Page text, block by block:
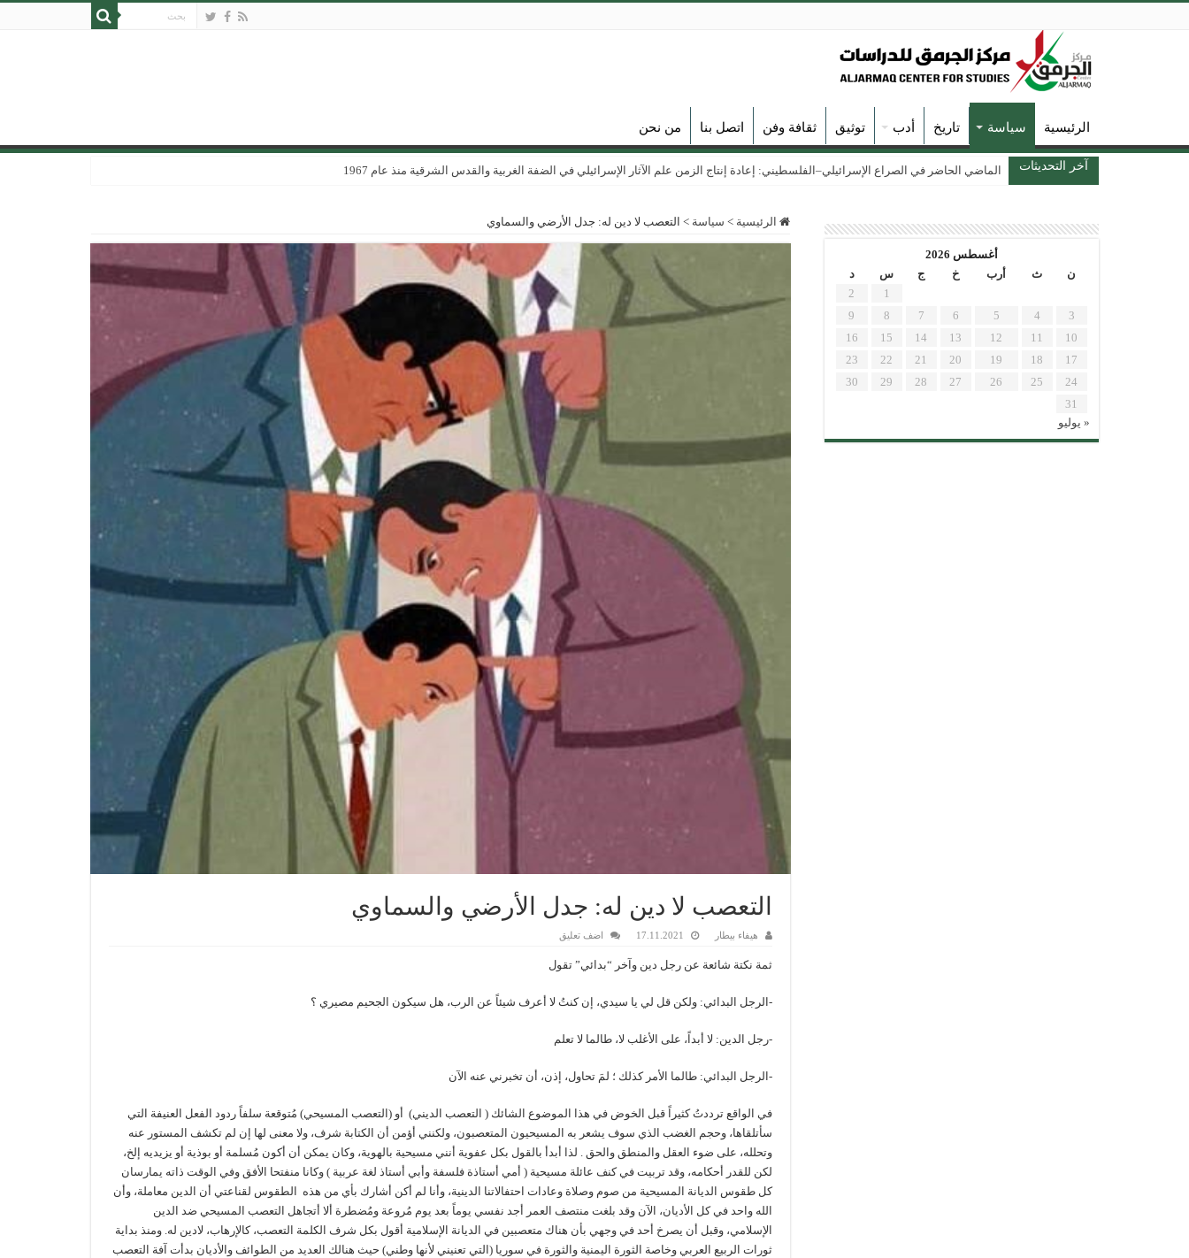
الرئيسية سياسة تاريخ أدب توثيق ثقافة وفن اتصل بنا من نحن
آخر التحديثات الماضي الحاضر في الصراع الإسرائيلي–الفلسطيني: إعادة إنتاج الزمن علم الآثار الإسرائيلي في الضفة الغربية والقدس الشرقية منذ عام 1967
الرئيسية > سياسة > التعصب لا دين له: جدل الأرضي والسماوي
التعصب لا دين له: جدل الأرضي والسماوي
هيفاء بيطار 17.11.2021 اضف تعليق
ثمة نكتة شائعة عن رجل دين وآخر “بدائي” تقول
-الرجل البدائي: ولكن قل لي يا سيدي، إن كنتُ لا أعرف شيئاً عن الرب، هل سيكون الجحيم مصيري ؟
-رجل الدين: لا أبداً، على الأغلب لا، طالما لا تعلم
-الرجل البدائي: طالما الأمر كذلك ؛ لمَ تحاول، إذن، أن تخبرني عنه الآن
في الواقع ترددتُ كثيراً قبل الخوض في هذا الموضوع الشائك ( التعصب الديني) أو (التعصب المسيحي) مُتوقعة سلفاً ردود الفعل العنيفة التي
سأتلقاها، وحجم الغضب الذي سوف يشعر به المسيحيون المتعصبون، ولكنني أؤمن أن الكتابة شرف، ولا معنى لها إن لم تكشف المستور عنه
وتحلله، على ضوء العقل والمنطق والحق . لذا أبدأ بالقول بكل عفوية أنني مسيحية بالهوية، وكان يمكن أن أكون مُسلمة أو بوذية أو يزيديه إلخ،
لكن للقدر أحكامه، وقد تربيت في كنف عائلة مسيحية ( أمي أستاذة فلسفة وأبي أستاذ لغة عربية ) وكانا منفتحا الأفق وفي الوقت ذاته يمارسان
كل طقوس الديانة المسيحية من صوم وصلاة وعادات احتفالاتنا الدينية، وأنا لم أكن أشارك بأي من هذه الطقوس لقناعتي أن الدين معاملة، وأن
الله واحد في كل الأديان، الآن وقد بلغت منتصف العمر أجد نفسي يوماً بعد يوم مُروعة ومُضطرة ألا أتجاهل التعصب المسيحي ضد الدين
الإسلامي، وقبل أن يصرخ أحد في وجهي بأن هناك متعصبين في الديانة الإسلامية أقول بكل شرف الكلمة التعصب، كالإرهاب، لادين له. ومنذ بداية
ثورات الربيع العربي وخاصة الثورة اليمنية والثورة في سوريا (التي تعنيني لأنها وطني) حيث هنالك العديد من الطوائف والأديان بدأت آفة التعصب
أغسطس 2026
ن
ث أرب خ ج س
د
1
2
3
4
5
6
7
8
9
10
11
12
13
14
15
16
17
18
19
20
21
22
23
24
25
26
27
28
29
30
31
« يوليو